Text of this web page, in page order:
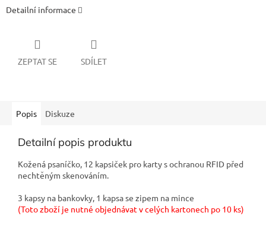
Detailní informace
ZEPTAT SE SDÍLET
Popis Diskuze
Detailní popis produktu
Kožená psaníčko, 12 kapsiček pro karty s ochranou RFID před
nechtěným skenováním.
3 kapsy na bankovky, 1 kapsa se zipem na mince
(Toto zboží je nutné objednávat v celých kartonech po 10 ks)